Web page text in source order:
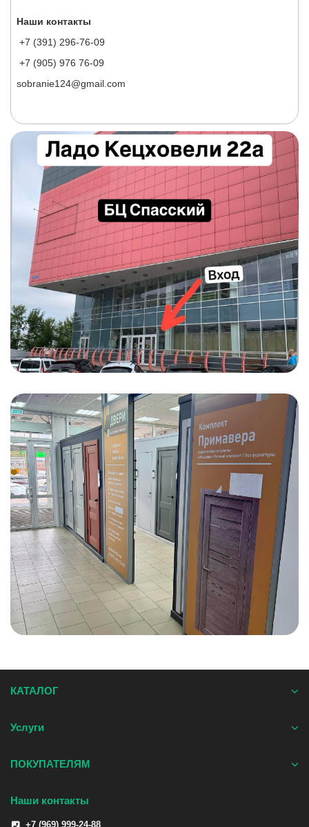
Наши контакты
+7 (391) 296-76-09
+7 (905) 976 76-09
sobranie124@gmail.com
КАТАЛОГ
Услуги
ПОКУПАТЕЛЯМ
Наши контакты
+7 (969) 999-24-88